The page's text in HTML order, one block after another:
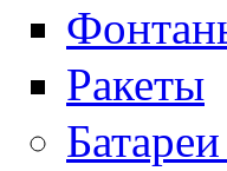
Ракеты